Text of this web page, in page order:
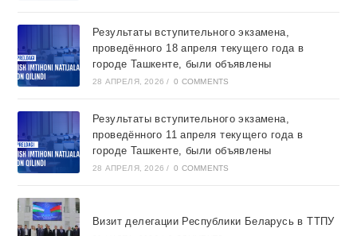
Результаты вступительного экзамена,
проведённого 18 апреля текущего года в
городе Ташкентe, были объявлены
28 АПРЕЛЯ, 2026 / 0 COMMENTS
Результаты вступительного экзамена,
проведённого 11 апреля текущего года в
городе Ташкентe, были объявлены
28 АПРЕЛЯ, 2026 / 0 COMMENTS
Визит делегации Республики Беларусь в ТТПУ